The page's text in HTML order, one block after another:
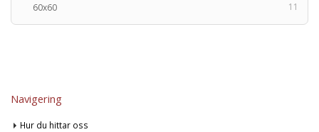
60x60
11
Navigering
Hur du hittar oss